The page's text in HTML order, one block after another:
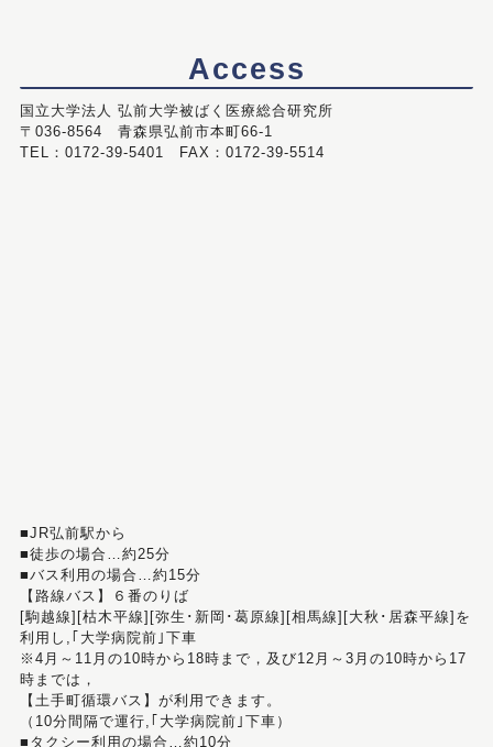
Access
国立大学法人 弘前大学被ばく医療総合研究所
〒036-8564 青森県弘前市本町66-1
TEL：0172-39-5401 FAX：0172-39-5514
■JR弘前駅から
■徒歩の場合…約25分
■バス利用の場合…約15分
【路線バス】６番のりば
[駒越線][枯木平線][弥生･新岡･葛原線][相馬線][大秋･居森平線]を
利用し,｢大学病院前｣下車
※4月～11月の10時から18時まで，及び12月～3月の10時から17
時までは，
【土手町循環バス】が利用できます。
（10分間隔で運行,｢大学病院前｣下車）
■タクシー利用の場合…約10分